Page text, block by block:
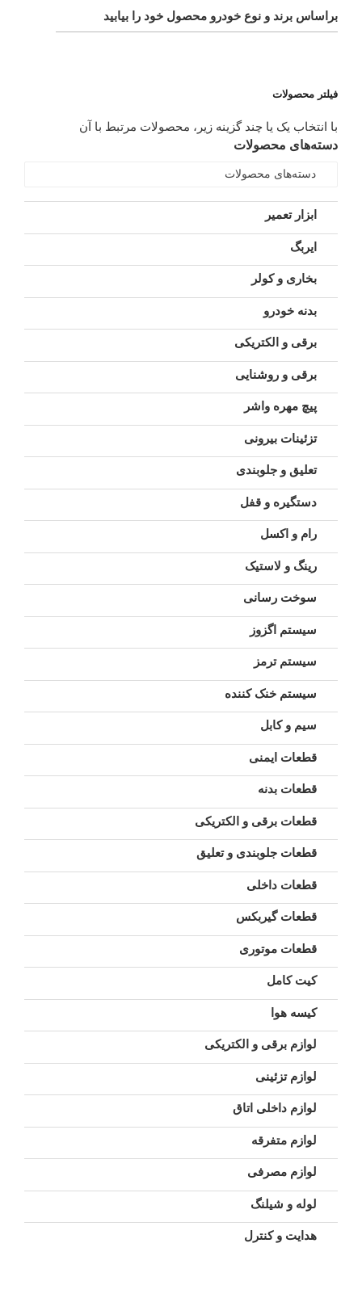
براساس برند و نوع خودرو محصول خود را بیابید
فیلتر محصولات
با انتخاب یک یا چند گزینه زیر، محصولات مرتبط با آن
دسته‌های محصولات
دسته‌های محصولات
ابزار تعمیر
ایربگ
بخاری و کولر
بدنه خودرو
برقی و الکتریکی
برقی و روشنایی
پیچ مهره واشر
تزئینات بیرونی
تعلیق و جلوبندی
دستگیره و قفل
رام و اکسل
رینگ و لاستیک
سوخت رسانی
سیستم اگزوز
سیستم ترمز
سیستم خنک کننده
سیم و کابل
قطعات ایمنی
قطعات بدنه
قطعات برقی و الکتریکی
قطعات جلوبندی و تعلیق
قطعات داخلی
قطعات گیربکس
قطعات موتوری
کیت کامل
کیسه هوا
لوازم برقی و الکتریکی
لوازم تزئینی
لوازم داخلی اتاق
لوازم متفرقه
لوازم مصرفی
لوله و شیلنگ
هدایت و کنترل